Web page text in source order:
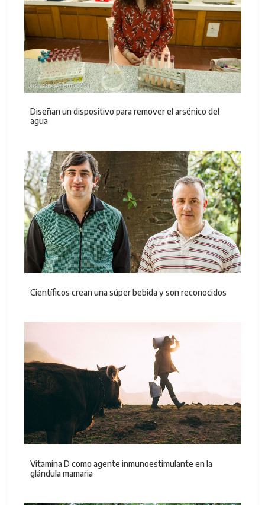
Diseñan un dispositivo para remover el arsénico del
agua
Científicos crean una súper bebida y son reconocidos
Vitamina D como agente inmunoestimulante en la
glándula mamaria